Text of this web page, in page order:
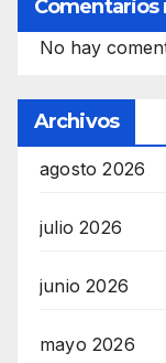
Comentarios
No hay
Archivos
agosto 2026
julio 2026
junio 2026
mayo 2026